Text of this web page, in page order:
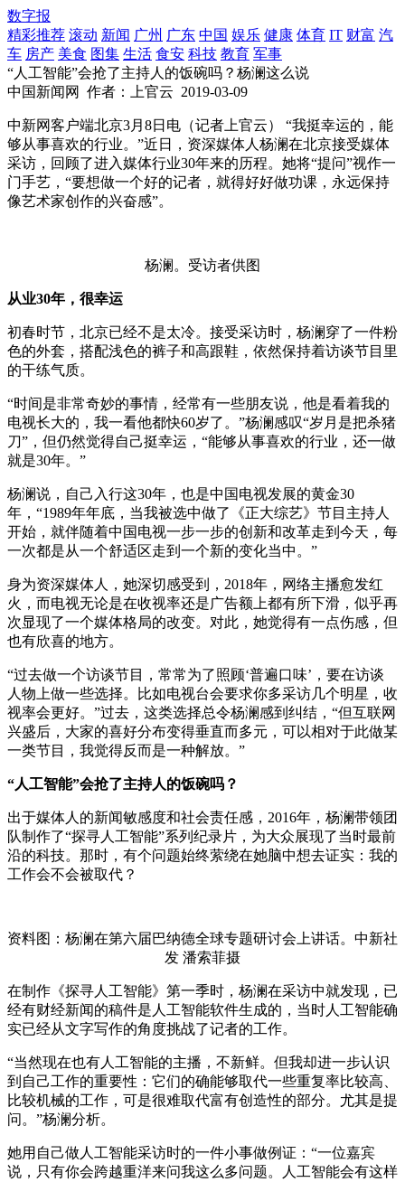
数字报
精彩推荐 滚动 新闻 广州 广东 中国 娱乐 健康 体育 IT 财富 汽
车 房产 美食 图集 生活 食安 科技 教育 军事
“人工智能”会抢了主持人的饭碗吗？杨澜这么说
中国新闻网
作者：上官云 2019-03-09
中新网客户端北京3月8日电（记者上官云） “我挺幸运的，能
够从事喜欢的行业。”近日，资深媒体人杨澜在北京接受媒体
采访，回顾了进入媒体行业30年来的历程。她将“提问”视作一
门手艺，“要想做一个好的记者，就得好好做功课，永远保持
像艺术家创作的兴奋感”。
杨澜。受访者供图
从业30年，很幸运
初春时节，北京已经不是太冷。接受采访时，杨澜穿了一件粉
色的外套，搭配浅色的裤子和高跟鞋，依然保持着访谈节目里
的干练气质。
“时间是非常奇妙的事情，经常有一些朋友说，他是看着我的
电视长大的，我一看他都快60岁了。”杨澜感叹“岁月是把杀猪
刀”，但仍然觉得自己挺幸运，“能够从事喜欢的行业，还一做
就是30年。”
杨澜说，自己入行这30年，也是中国电视发展的黄金30
年，“1989年年底，当我被选中做了《正大综艺》节目主持人
开始，就伴随着中国电视一步一步的创新和改革走到今天，每
一次都是从一个舒适区走到一个新的变化当中。”
身为资深媒体人，她深切感受到，2018年，网络主播愈发红
火，而电视无论是在收视率还是广告额上都有所下滑，似乎再
次显现了一个媒体格局的改变。对此，她觉得有一点伤感，但
也有欣喜的地方。
“过去做一个访谈节目，常常为了照顾‘普遍口味’，要在访谈
人物上做一些选择。比如电视台会要求你多采访几个明星，收
视率会更好。”过去，这类选择总令杨澜感到纠结，“但互联网
兴盛后，大家的喜好分布变得垂直而多元，可以相对于此做某
一类节目，我觉得反而是一种解放。”
“人工智能”会抢了主持人的饭碗吗？
出于媒体人的新闻敏感度和社会责任感，2016年，杨澜带领团
队制作了“探寻人工智能”系列纪录片，为大众展现了当时最前
沿的科技。那时，有个问题始终萦绕在她脑中想去证实：我的
工作会不会被取代？
资料图：杨澜在第六届巴纳德全球专题研讨会上讲话。中新社
发 潘索菲摄
在制作《探寻人工智能》第一季时，杨澜在采访中就发现，已
经有财经新闻的稿件是人工智能软件生成的，当时人工智能确
实已经从文字写作的角度挑战了记者的工作。
“当然现在也有人工智能的主播，不新鲜。但我却进一步认识
到自己工作的重要性：它们的确能够取代一些重复率比较高、
比较机械的工作，可是很难取代富有创造性的部分。尤其是提
问。”杨澜分析。
她用自己做人工智能采访时的一件小事做例证：“一位嘉宾
说，只有你会跨越重洋来问我这么多问题。人工智能会有这样